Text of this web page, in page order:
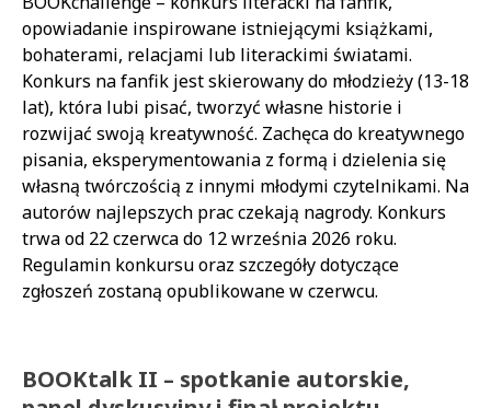
opowiadanie inspirowane istniejącymi książkami,
bohaterami, relacjami lub literackimi światami.
Konkurs na fanfik jest skierowany do młodzieży (13-18
lat), która lubi pisać, tworzyć własne historie i
rozwijać swoją kreatywność. Zachęca do kreatywnego
pisania, eksperymentowania z formą i dzielenia się
własną twórczością z innymi młodymi czytelnikami. Na
autorów najlepszych prac czekają nagrody. Konkurs
trwa od 22 czerwca do 12 września 2026 roku.
Regulamin konkursu oraz szczegóły dotyczące
zgłoszeń zostaną opublikowane w czerwcu.
BOOKtalk II – spotkanie autorskie,